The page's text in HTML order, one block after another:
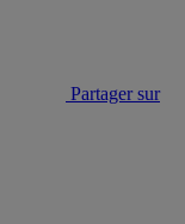
Partager sur